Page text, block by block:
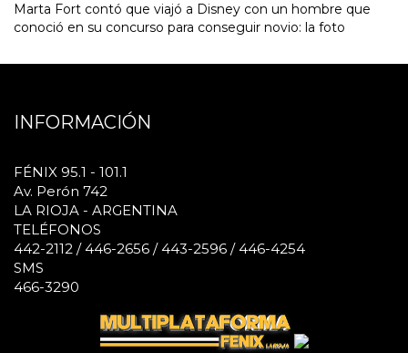
Marta Fort contó que viajó a Disney con un hombre que
conoció en su concurso para conseguir novio: la foto
INFORMACIÓN
FÉNIX 95.1 - 101.1
Av. Perón 742
LA RIOJA - ARGENTINA
TELÉFONOS
442-2112 / 446-2656 / 443-2596 / 446-4254
SMS
466-3290